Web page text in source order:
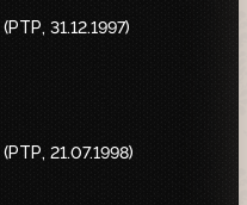
31.12.1997)
21.07.1998)